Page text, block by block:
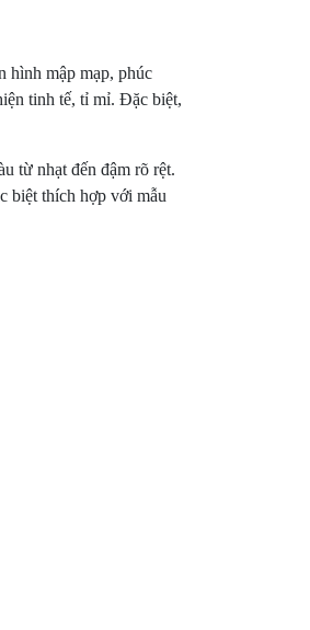
hình mập mạp, phúc
tinh tế, tỉ mỉ. Đặc biệt,
từ nhạt đến đậm rõ rệt.
biệt thích hợp với mẫu